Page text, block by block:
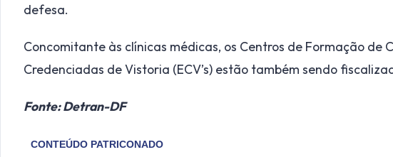
defesa.
Concomitante às clínicas médicas, os Centros de Formação de
Credenciadas de Vistoria (ECV’s) estão também sendo
Fonte: Detran-DF